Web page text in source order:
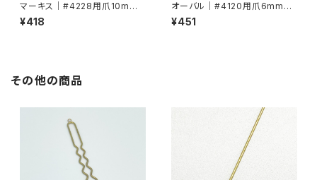
マーキス｜#4228用爪10mmx
5mm
¥418
オーバル｜#4120用爪6mmx4
mm
¥451
その他の商品